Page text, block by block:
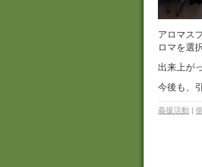
アロマス
ロマを選
出来上が
今後も、
義援活動 |